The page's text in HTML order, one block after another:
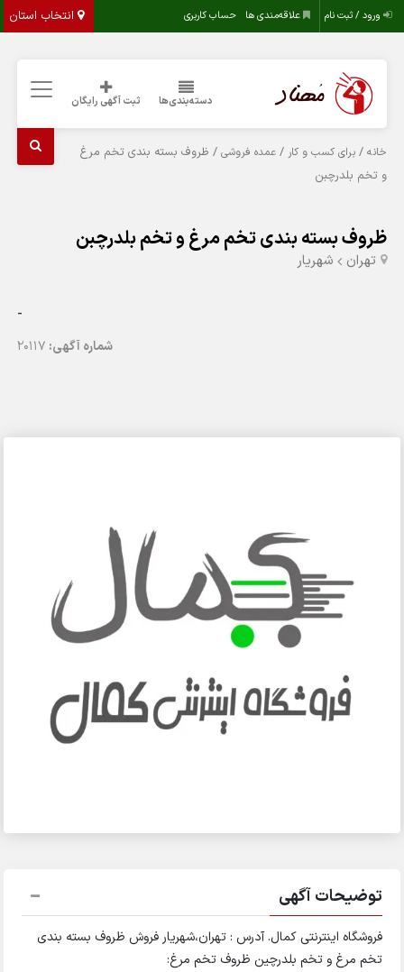
انتخاب استان ورود / ثبت نام علاقه‌مندی ها حساب کاربری
دسته‌بندی‌ها ثبت آگهی رایگان
خانه /برای کسب و کار /عمده فروشی / ظروف بسته بندی تخم مرغ
و تخم بلدرچبن
ظروف بسته بندی تخم مرغ و تخم بلدرچبن
تهران شهریار
-
شماره آگهی: 20117
توضیحات آگهی
فروشگاه اینترنتی کمال. آدرس : تهران،شهریار فروش ظروف بسته بندی
تخم مرغ و تخم بلدرچین ظروف تخم مرغ: